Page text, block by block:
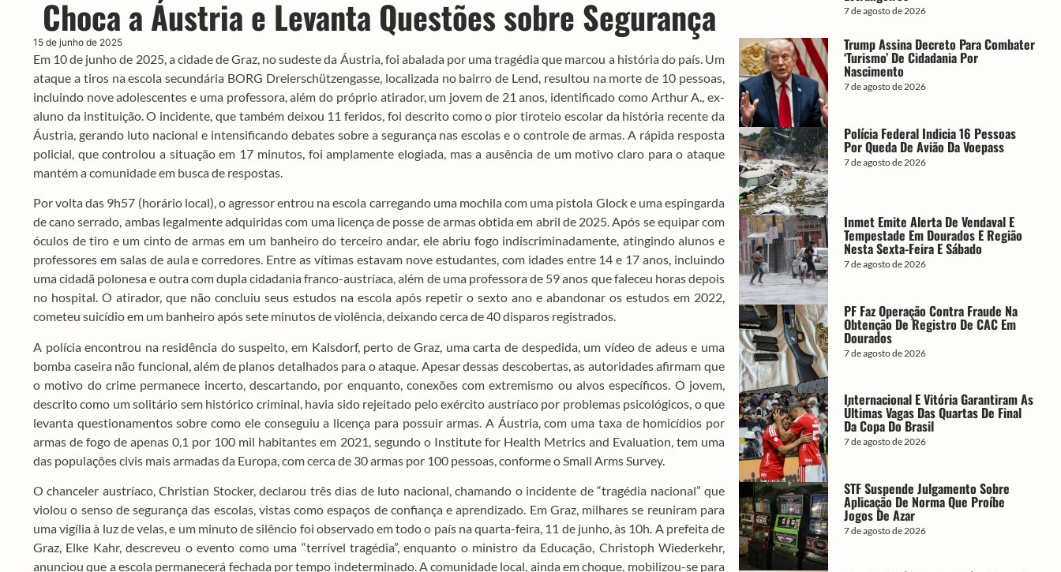
Choca a Áustria e Levanta Questões sobre Segurança
15 de junho de 2025
Em 10 de junho de 2025, a cidade de Graz, no sudeste da Áustria, foi abalada por uma tragédia que marcou a história do país. Um
ataque a tiros na escola secundária BORG Dreierschützengasse, localizada no bairro de Lend, resultou na morte de 10 pessoas,
incluindo nove adolescentes e uma professora, além do próprio atirador, um jovem de 21 anos, identificado como Arthur A., ex-
aluno da instituição. O incidente, que também deixou 11 feridos, foi descrito como o pior tiroteio escolar da história recente da
Áustria, gerando luto nacional e intensificando debates sobre a segurança nas escolas e o controle de armas. A rápida resposta
policial, que controlou a situação em 17 minutos, foi amplamente elogiada, mas a ausência de um motivo claro para o ataque
mantém a comunidade em busca de respostas.
Por volta das 9h57 (horário local), o agressor entrou na escola carregando uma mochila com uma pistola Glock e uma espingarda
de cano serrado, ambas legalmente adquiridas com uma licença de posse de armas obtida em abril de 2025. Após se equipar com
óculos de tiro e um cinto de armas em um banheiro do terceiro andar, ele abriu fogo indiscriminadamente, atingindo alunos e
professores em salas de aula e corredores. Entre as vítimas estavam nove estudantes, com idades entre 14 e 17 anos, incluindo
uma cidadã polonesa e outra com dupla cidadania franco-austríaca, além de uma professora de 59 anos que faleceu horas depois
no hospital. O atirador, que não concluiu seus estudos na escola após repetir o sexto ano e abandonar os estudos em 2022,
cometeu suicídio em um banheiro após sete minutos de violência, deixando cerca de 40 disparos registrados.
A polícia encontrou na residência do suspeito, em Kalsdorf, perto de Graz, uma carta de despedida, um vídeo de adeus e uma
bomba caseira não funcional, além de planos detalhados para o ataque. Apesar dessas descobertas, as autoridades afirmam que
o motivo do crime permanece incerto, descartando, por enquanto, conexões com extremismo ou alvos específicos. O jovem,
descrito como um solitário sem histórico criminal, havia sido rejeitado pelo exército austríaco por problemas psicológicos, o que
levanta questionamentos sobre como ele conseguiu a licença para possuir armas. A Áustria, com uma taxa de homicídios por
armas de fogo de apenas 0,1 por 100 mil habitantes em 2021, segundo o Institute for Health Metrics and Evaluation, tem uma
das populações civis mais armadas da Europa, com cerca de 30 armas por 100 pessoas, conforme o Small Arms Survey.
O chanceler austríaco, Christian Stocker, declarou três dias de luto nacional, chamando o incidente de “tragédia nacional” que
violou o senso de segurança das escolas, vistas como espaços de confiança e aprendizado. Em Graz, milhares se reuniram para
uma vigília à luz de velas, e um minuto de silêncio foi observado em todo o país na quarta-feira, 11 de junho, às 10h. A prefeita de
Graz, Elke Kahr, descreveu o evento como uma “terrível tragédia”, enquanto o ministro da Educação, Christoph Wiederkehr,
anunciou que a escola permanecerá fechada por tempo indeterminado. A comunidade local, ainda em choque, mobilizou-se para
7 de agosto de 2026
Trump Assina Decreto Para Combater
‘turismo’ De Cidadania Por
Nascimento
7 de agosto de 2026
Polícia Federal Indicia 16 Pessoas
Por Queda De Avião Da Voepass
7 de agosto de 2026
Inmet Emite Alerta De Vendaval E
Tempestade Em Dourados E Região
Nesta Sexta-Feira E Sábado
7 de agosto de 2026
PF Faz Operação Contra Fraude Na
Obtenção De Registro De CAC Em
Dourados
7 de agosto de 2026
Internacional E Vitória Garantiram As
Últimas Vagas Das Quartas De Final
Da Copa Do Brasil
7 de agosto de 2026
STF Suspende Julgamento Sobre
Aplicação De Norma Que Proíbe
Jogos De Azar
7 de agosto de 2026